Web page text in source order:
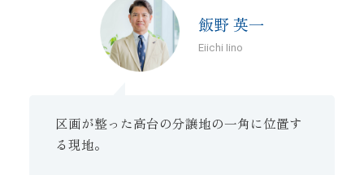
飯野 英一
Eiichi Iino
区画が整った高台の分譲地の一角に位置す
る現地。